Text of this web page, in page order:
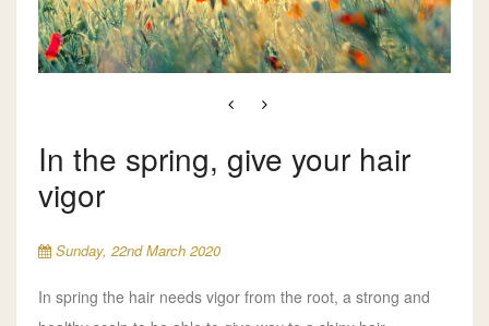
In the spring, give your hair
vigor
Sunday, 22nd March 2020
In spring the hair needs vigor from the root, a strong and